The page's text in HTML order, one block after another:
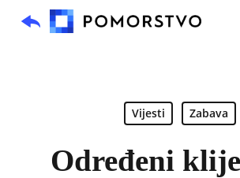
Vijesti Zabava
Određeni